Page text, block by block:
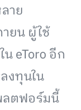
าย
ยน ผู้ใช้
eToro อีก
งทุนใน
ลตฟอร์มนี้